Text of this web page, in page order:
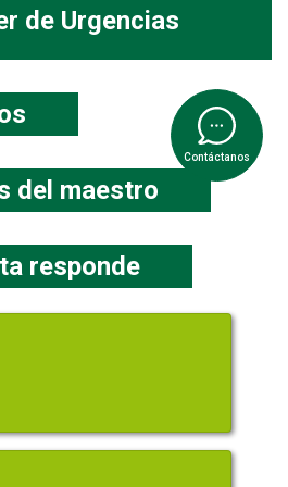
de Urgencias
del maestro
responde
Contáctanos